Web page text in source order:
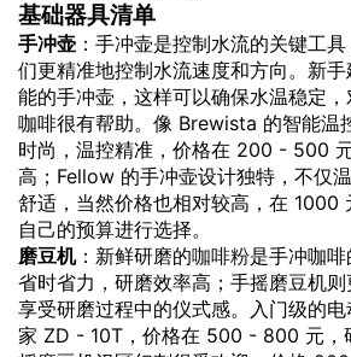
基础器具清单
手冲壶 ：手冲壶是控制水流的关键工
们更精准地控制水流速度和方向。新
能的手冲壶，这样可以确保水温稳定
咖啡很有帮助。像 Brewista 的智能温
时尚，温控精准，价格在 200 - 500
高；Fellow 的手冲壶设计独特，不仅
舒适，当然价格也相对较高，在 1000
自己的预算进行选择。
磨豆机：新鲜研磨的咖啡粉是手冲咖
省时省力，研磨效率高；手摇磨豆机
享受研磨过程中的仪式感。入门级的
家 ZD - 10T，价格在 500 - 800 元，